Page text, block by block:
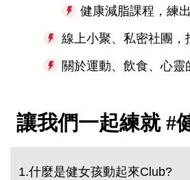
健康減脂課程，練
線上小聚、私密社團，
關於運動、飲食、心靈
讓我們一起練就 #
1.什麼是健女孩動起來Club?